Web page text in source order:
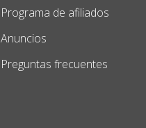
Programa de afiliados
Anuncios
Preguntas frecuentes